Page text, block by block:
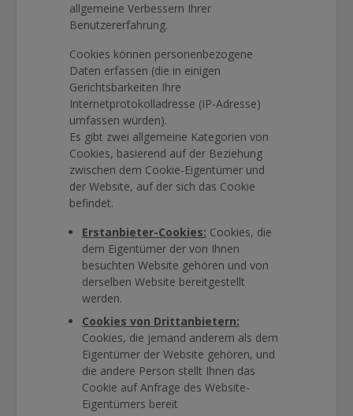
allgemeine Verbessern Ihrer
Benutzererfahrung.
Cookies können personenbezogene
Daten erfassen (die in einigen
Gerichtsbarkeiten Ihre
Internetprotokolladresse (IP-Adresse)
umfassen würden).
Es gibt zwei allgemeine Kategorien von
Cookies, basierend auf der Beziehung
zwischen dem Cookie-Eigentümer und
der Website, auf der sich das Cookie
befindet.
Erstanbieter-Cookies: Cookies, die
dem Eigentümer der von Ihnen
besuchten Website gehören und von
derselben Website bereitgestellt
werden.
Cookies von Drittanbietern:
Cookies, die jemand anderem als dem
Eigentümer der Website gehören, und
die andere Person stellt Ihnen das
Cookie auf Anfrage des Website-
Eigentümers bereit